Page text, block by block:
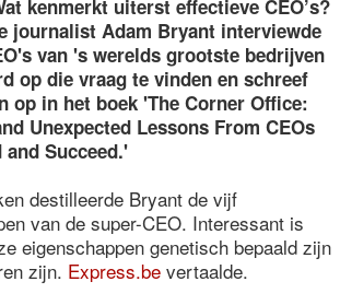
kenmerkt uiterst effectieve CEO’s?
journalist Adam Bryant interviewde
van 's werelds grootste bedrijven
op die vraag te vinden en schreef
op in het boek 'The Corner Office:
Unexpected Lessons From CEOs
Succeed.'
destilleerde Bryant de vijf
van de super-CEO. Interessant is
eigenschappen genetisch bepaald zijn
zijn. Express.be vertaalde.